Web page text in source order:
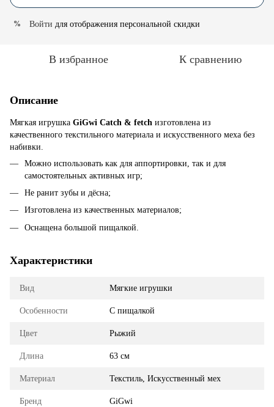
% Войти для отображения персональной скидки
В избранное К сравнению
Описание
Мягкая игрушка GiGwi Catch & fetch изготовлена из
качественного текстильного материала и искусственного меха без
набивки.
Можно использовать как для аппортировки, так и для
самостоятельных активных игр;
Не ранит зубы и дёсна;
Изготовлена из качественных материалов;
Оснащена большой пищалкой.
Характеристики
Вид Мягкие игрушки
Особенности С пищалкой
Цвет Рыжий
Длина 63 см
Материал Текстиль, Искусственный мех
Бренд GiGwi